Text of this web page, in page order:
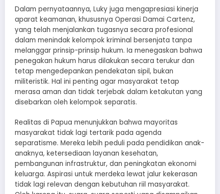
Dalam pernyataannya, Luky juga mengapresiasi kinerja
aparat keamanan, khususnya Operasi Damai Cartenz,
yang telah menjalankan tugasnya secara profesional
dalam menindak kelompok kriminal bersenjata tanpa
melanggar prinsip-prinsip hukum. Ia menegaskan bahwa
penegakan hukum harus dilakukan secara terukur dan
tetap mengedepankan pendekatan sipil, bukan
militeristik. Hal ini penting agar masyarakat tetap
merasa aman dan tidak terjebak dalam ketakutan yang
disebarkan oleh kelompok separatis.
Realitas di Papua menunjukkan bahwa mayoritas
masyarakat tidak lagi tertarik pada agenda
separatisme. Mereka lebih peduli pada pendidikan anak-
anaknya, ketersediaan layanan kesehatan,
pembangunan infrastruktur, dan peningkatan ekonomi
keluarga. Aspirasi untuk merdeka lewat jalur kekerasan
tidak lagi relevan dengan kebutuhan riil masyarakat.